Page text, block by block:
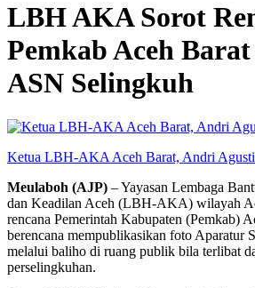
LBH AKA Sorot
Pemkab Aceh
ASN Selingkuh
Ketua LBH-AKA Aceh Barat, Andri
Meulaboh (AJP) – Yayasan Lembaga
dan Keadilan Aceh (LBH-AKA) wilayah
rencana Pemerintah Kabupaten (Pemkab)
berencana mempublikasikan foto Aparatur
melalui baliho di ruang publik bila terlibat
perselingkuhan.